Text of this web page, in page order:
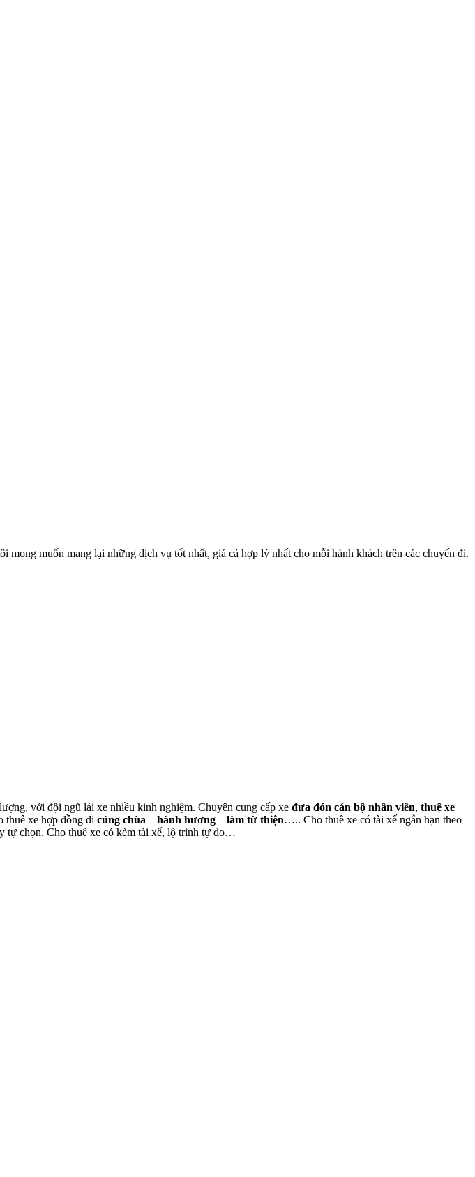
muốn mang lại những dịch vụ tốt nhất, giá cả hợp lý nhất cho mỗi hành khách trên các chuyến đi.
với đội ngũ lái xe nhiều kinh nghiệm. Chuyên cung cấp xe đưa đón cán bộ nhân viên, thuê xe
thuê xe hợp đồng đi cúng chùa – hành hương – làm từ thiện….. Cho thuê xe có tài xế ngắn hạn theo
tự chọn. Cho thuê xe có kèm tài xế, lộ trình tự do…